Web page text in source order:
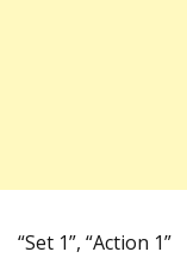
“Set 1”, “Action 1”